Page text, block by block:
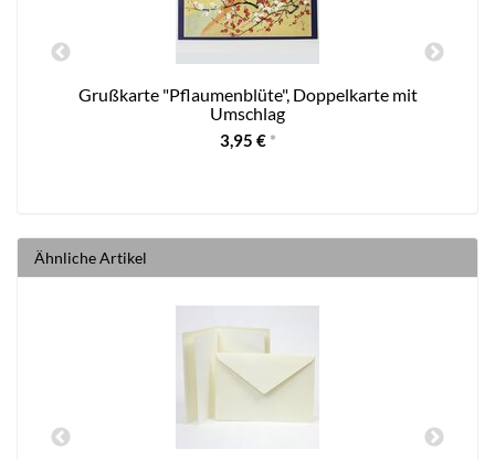
Grußkarte "Pflaumenblüte", Doppelkarte mit
Umschlag
3,95 € *
Ähnliche Artikel